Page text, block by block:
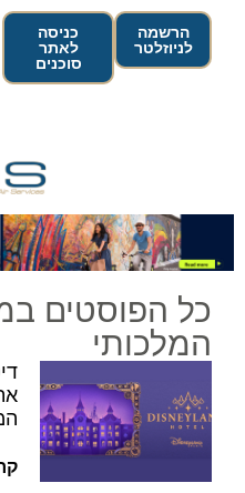
הרשמה
לניוזלטר
כניסה
לאתר
סוכנים
כל הפוסטים
המלכותי